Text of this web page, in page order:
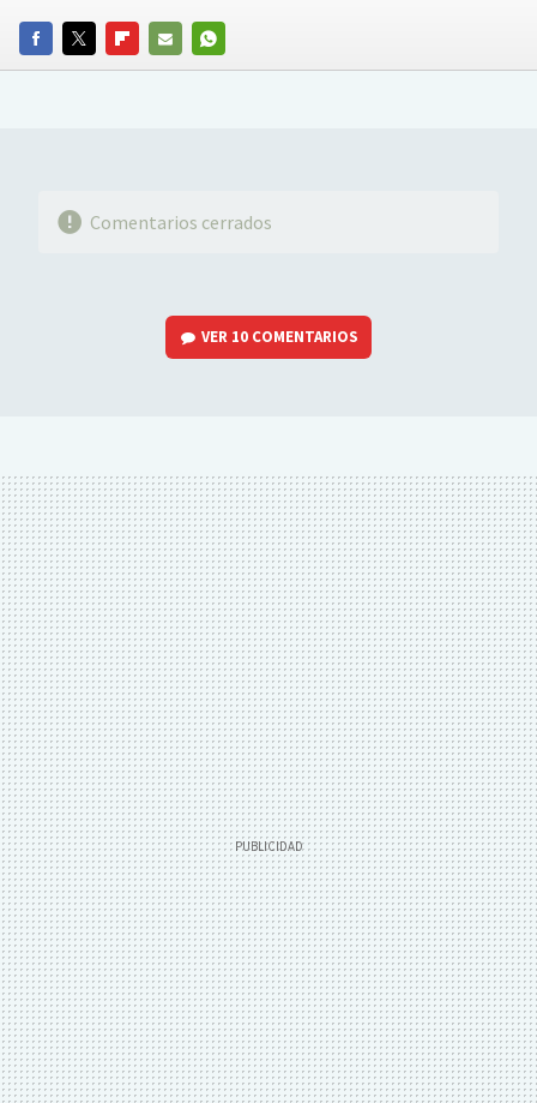
FACEBOOKTWITTERFLIPBOARD
E-
WHATSAPP
Comentarios cerrados
VER 10 COMENTARIOS